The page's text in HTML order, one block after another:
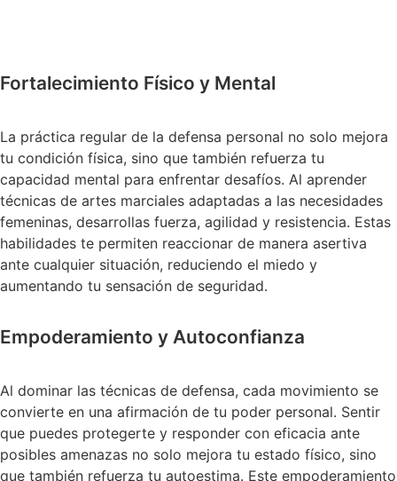
Fortalecimiento Físico y Mental
La práctica regular de la defensa personal no solo mejora
tu condición física, sino que también refuerza tu
capacidad mental para enfrentar desafíos. Al aprender
técnicas de artes marciales adaptadas a las necesidades
femeninas, desarrollas fuerza, agilidad y resistencia. Estas
habilidades te permiten reaccionar de manera asertiva
ante cualquier situación, reduciendo el miedo y
aumentando tu sensación de seguridad.
Empoderamiento y Autoconfianza
Al dominar las técnicas de defensa, cada movimiento se
convierte en una afirmación de tu poder personal. Sentir
que puedes protegerte y responder con eficacia ante
posibles amenazas no solo mejora tu estado físico, sino
que también refuerza tu autoestima. Este empoderamiento